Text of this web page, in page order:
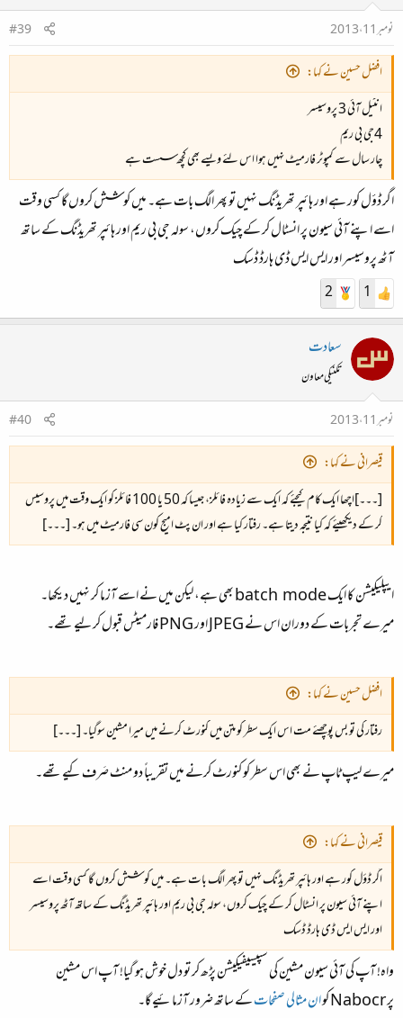
نومبر 11، 2013
#39
افضل حسین نے کہا:
انٹیل آئی 3 پروسیسر
4جی بی ریم
چار سال سے کمپوٹر فارمیٹ نہیں ہوا اس لئے ویسے بھی کچھ سست ہے
اگر ڈؤل کور ہے اور ہائپر تھریڈنگ نہیں تو پھر الگ بات ہے۔ میں کوشش کروں گا کسی وقت
اسے اپنے آئی سیون پر انسٹال کر کے چیک کروں، سولہ جی بی ریم اور ہائپر تھریڈنگ کے ساتھ
آٹھ پروسیسر اور ایس ایس ڈی ہارڈ ڈسک
1
2
سعادت
تکنیکی معاون
نومبر 11، 2013
#40
قیصرانی نے کہا:
[۔۔۔]اچھا ایک کام کیجئے کہ ایک سے زیادہ فائلز، جیسا کہ 50 یا 100 فائلز کو ایک وقت میں پروسیس
کر کے دیکھیئے کہ کیا نتیجہ دیتا ہے۔ رفتار کیا ہے اور ان پٹ امیج کون سی فارمیٹ میں ہو۔ [۔۔۔]
ایپلیکیشن کا ایکbatch modeبھی ہے، لیکن میں نے اسے آزما کر نہیں دیکھا۔
میرے تجربات کے دوران اس نےJPEGاورPNGفارمیٹس قبول کر لیے تھے۔
افضل حسین نے کہا:
رفتار کی تو بس پوچھئے مت اس ایک سطر کو متن میں کنورٹ کرنے میں میرا مشین سوگیا۔ [۔۔۔]
میرے لیپ ٹاپ نے بھی اس سطر کو کنورٹ کرنے میں تقریباً دو منٹ صَرف کیے تھے۔
قیصرانی نے کہا:
اگر ڈؤل کور ہے اور ہائپر تھریڈنگ نہیں تو پھر الگ بات ہے۔ میں کوشش کروں گا کسی وقت اسے
اپنے آئی سیون پر انسٹال کر کے چیک کروں، سولہ جی بی ریم اور ہائپر تھریڈنگ کے ساتھ آٹھ پروسیسر
اور ایس ایس ڈی ہارڈ ڈسک
واہ! آپ کی آئی سیون مشین کی سپیسیفیکیشن پڑھ کر تو دل خوش ہو گیا! آپ اس مشین
پرNabocrکوان مثالی صفحاتکے ساتھ ضرور آزمائیے گا۔